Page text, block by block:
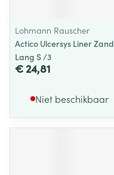
Lohmann Rauscher
Actico Ulcersys Liner Zand
Lang S /3
€ 24,81
Niet beschikbaar